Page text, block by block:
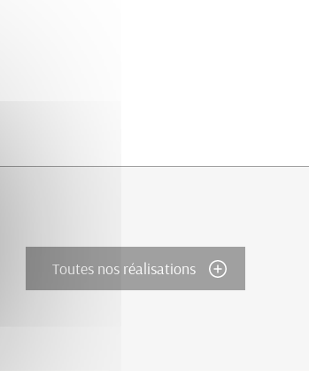
Toutes nos réalisations